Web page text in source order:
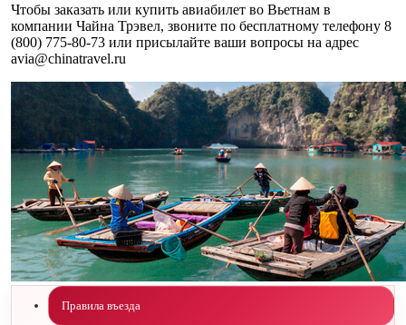
Чтобы заказать или купить авиабилет во Вьетнам в
компании Чайна Трэвел, звоните по бесплатному телефону 8
(800) 775-80-73 или присылайте ваши вопросы на адрес
avia@chinatravel.ru
Правила въезда